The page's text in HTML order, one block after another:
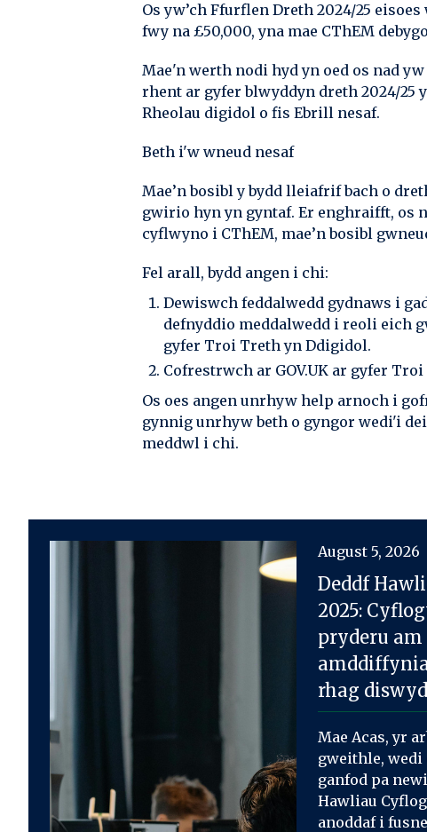
Os yw’ch Ffurflen Dreth 2024/25
fwy na £50,000, yna mae CThEM
Mae'n werth nodi hyd yn oed os nad
rhent ar gyfer blwyddyn dreth 2024/25
Rheolau digidol o fis Ebrill nesaf.
Beth i'w wneud nesaf
Mae’n bosibl y bydd lleiafrif bach o
gwirio hyn yn gyntaf. Er enghraifft, os
cyflwyno i CThEM, mae’n bosibl
Fel arall, bydd angen i chi:
Dewiswch feddalwedd gydnaws i
defnyddio meddalwedd i reoli eich
gyfer Troi Treth yn Ddigidol.
Cofrestrwch ar GOV.UK ar gyfer
Os oes angen unrhyw help arnoch i
gynnig unrhyw beth o gyngor wedi'i
meddwl i chi.
August 5, 2026
Deddf
2025:
pryderu am
rhag
Mae Acas, yr
gweithle,
ganfod pa
Hawliau
anoddaf i